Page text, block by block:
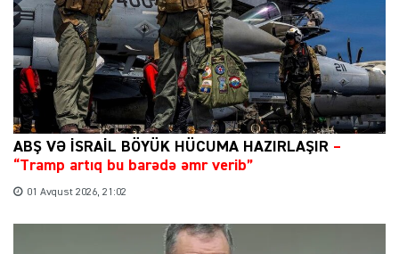
ABŞ VƏ İSRAİL BÖYÜK HÜCUMA HAZIRLAŞIR –
“Tramp artıq bu barədə əmr verib”
01 Avqust 2026, 21:02